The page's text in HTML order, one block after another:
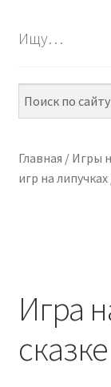
ПО НАВЫКАМ
МЕТОДИКИ
КОНТАКТЫ
Ищу…
Главная / Игры
игр на липучках
Игра